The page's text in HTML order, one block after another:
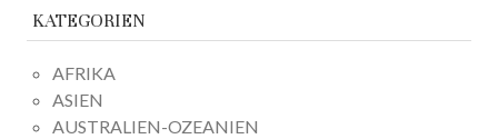
KATEGORIEN
AFRIKA
ASIEN
AUSTRALIEN-OZEANIEN